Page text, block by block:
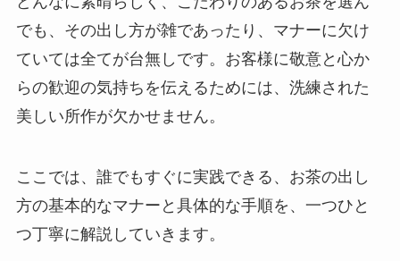
でも、その出し方が雑であったり、マナーに欠け
ていては全てが台無しです。お客様に敬意と心か
らの歓迎の気持ちを伝えるためには、洗練された
美しい所作が欠かせません。
ここでは、誰でもすぐに実践できる、お茶の出し
方の基本的なマナーと具体的な手順を、一つひと
つ丁寧に解説していきます。